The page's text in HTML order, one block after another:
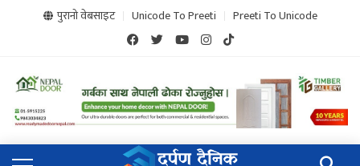
पुरानो वेबसाइट Unicode To Preeti Preeti To Unicode